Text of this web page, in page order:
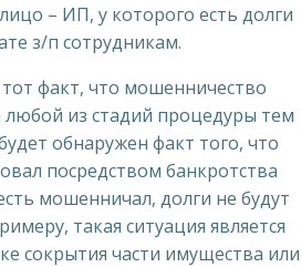
– ИП, у которого есть долги
з/п сотрудникам.
факт, что мошенничество
любой из стадий процедуры тем
обнаружен факт того, что
посредством банкротства
мошенничал, долги не будут
такая ситуация является
сокрытия части имущества или